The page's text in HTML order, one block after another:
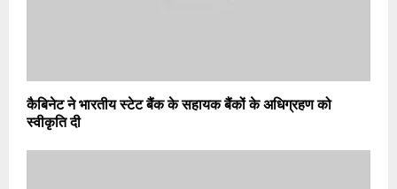
कैबिनेट ने भारतीय स्टेट बैंक के सहायक बैंकों के अधिग्रहण को
स्वीकृति दी